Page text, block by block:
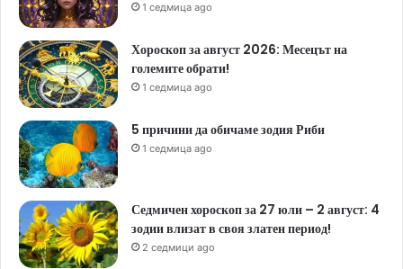
1 седмица ago
Хороскоп за август 2026: Месецът на
големите обрати!
1 седмица ago
5 причини да обичаме зодия Риби
1 седмица ago
Седмичен хороскоп за 27 юли – 2 август: 4
зодии влизат в своя златен период!
2 седмици ago